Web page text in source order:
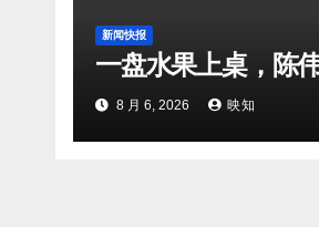
新闻快报
一盘水果上桌，陈
8 月 6, 2026 映知